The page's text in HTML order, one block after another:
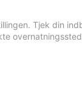
Tjek din